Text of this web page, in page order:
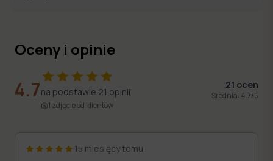
Oceny i opinie
4.7na podstawie 21 opinii
1 zdjęcieod klientów
21 ocen
Średnia: 4.7/5
15 miesięcy temu